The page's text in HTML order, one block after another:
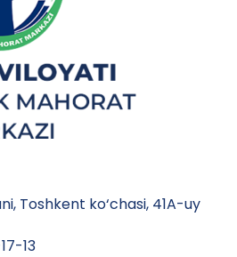
Toshkent ko‘chasi, 41A-uy
13